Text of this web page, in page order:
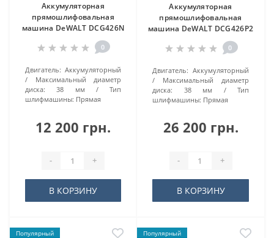
Аккумуляторная
прямошлифовальная
машина DeWALT DCG426N
0
Двигатель: Аккумуляторный
Максимальный диаметр
диска:
38 мм
Тип
шлифмашины: Прямая
12 200 грн.
- +
В КОРЗИНУ
Аккумуляторная
прямошлифовальная
машина DeWALT DCG426P2
0
Двигатель: Аккумуляторный
Максимальный диаметр
диска:
38 мм
Тип
шлифмашины: Прямая
26 200 грн.
- +
В КОРЗИНУ
Популярный Популярный